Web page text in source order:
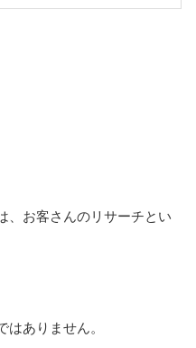
、お客さんのリサーチとい
はありません。